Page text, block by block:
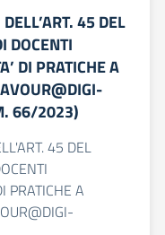
45 DEL
DOCENTI
DI PRATICHE A
66/2023)
45 DEL
PRATICHE A